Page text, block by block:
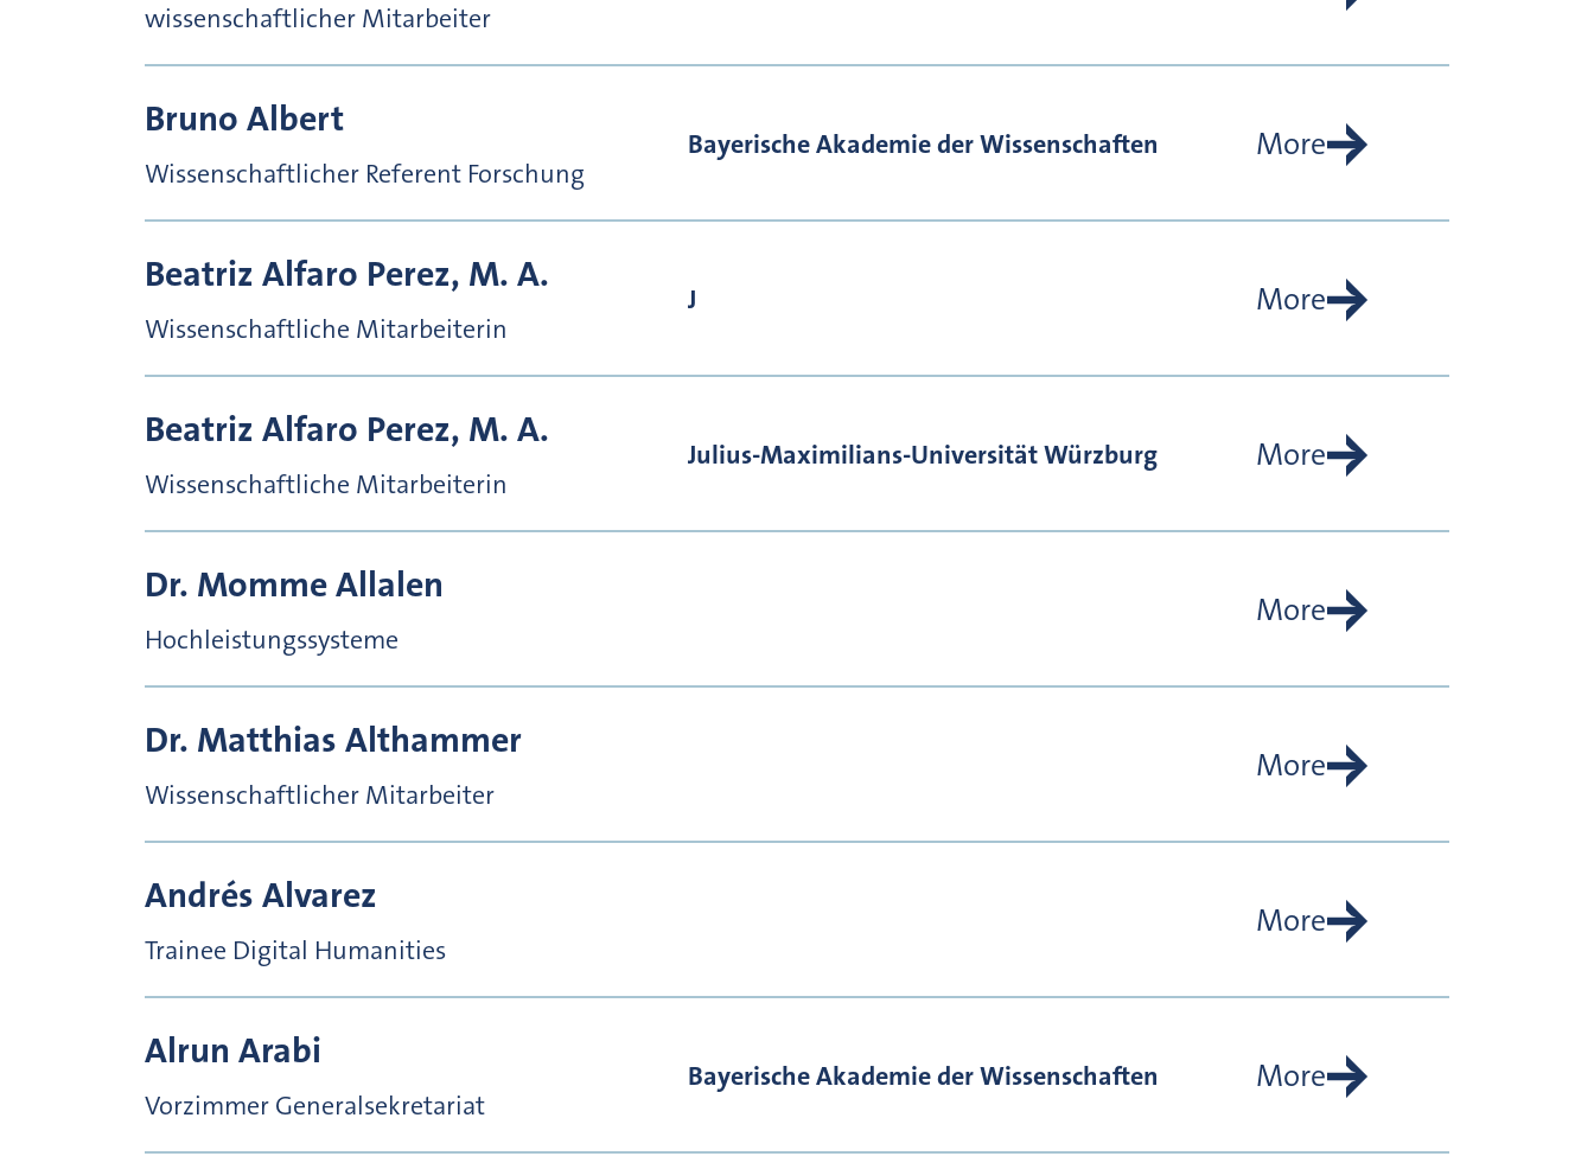
wissenschaftlicher Mitarbeiter
Bruno Albert
Wissenschaftlicher Referent Forschung
Bayerische Akademie der Wissenschaften More
Beatriz Alfaro Perez, M. A.
Wissenschaftliche Mitarbeiterin
J More
Beatriz Alfaro Perez, M. A.
Wissenschaftliche Mitarbeiterin
Julius-Maximilians-Universität Würzburg More
Dr. MommeAllalen
Hochleistungssysteme
More
Dr. Matthias Althammer
Wissenschaftlicher Mitarbeiter
More
Andrés Alvarez
Trainee Digital Humanities
More
Alrun Arabi
Vorzimmer Generalsekretariat
Bayerische Akademie der Wissenschaften More